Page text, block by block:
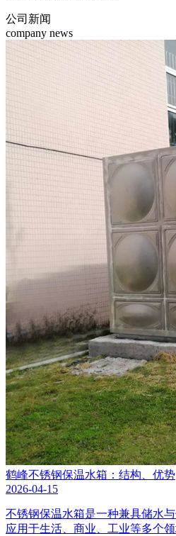
公司新闻
company news
鹤峰不锈钢保温水箱：结构、优势
2026-04-15
不锈钢保温水箱是一种兼具储水
应用于生活、商业、工业等多个